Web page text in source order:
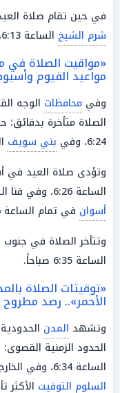
في حين تقام صلاة العيد
شرم الشيخ الساعة 6:13، وفي الطور الساعة 6:15 صباحاً.
«مواقيت الصلاة
مواعيد الفيوم
وفي محافظات الوجه
الصلاة متأخرة
6:24، وفي
بني سويف
وتؤدى صلاة العيد في أسيوط
الساعة 6:26، وفي قنا الساعة 6:23، و«تقام صلاة العيد في
أسوان في تمام الساعة 6:26 صباحاً».
وتتأخر الصلاة في
الساعة 6:35 صباحاً.
«توقيتات الصلاة
الأحمر».. رصد
وتشهد المدن
الحدود الزمنية
الساعة 6:34، وفي الخارجة الساعة 6:34، بينما «تسجل
السلوم التوقيت